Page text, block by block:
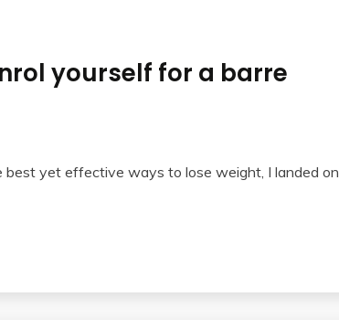
yourself for a barre
yet effective ways to lose weight, I landed on